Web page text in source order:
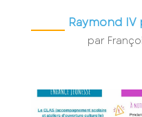
Raymond IV
par